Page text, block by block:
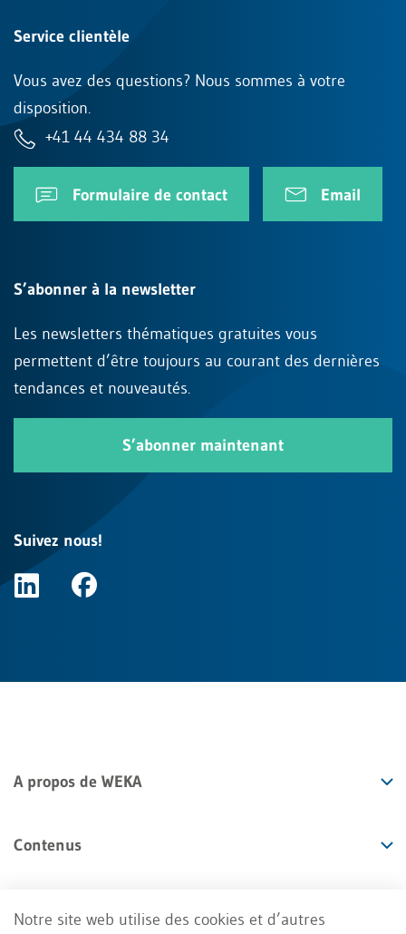
Service clientèle
Vous avez des questions? Nous sommes à votre
disposition.
+41 44 434 88 34
Formulaire de contact Email
S’abonner à la newsletter
Les newsletters thématiques gratuites vous
permettent d’être toujours au courant des dernières
tendances et nouveautés.
S’abonner maintenant
Suivez nous!
A propos de WEKA
Contenus
Offres
Notre site web utilise des cookies et d’autres